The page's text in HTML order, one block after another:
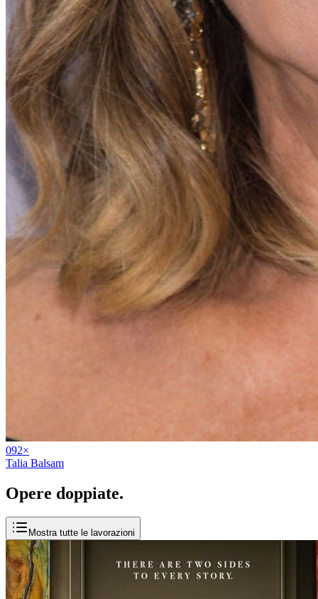
092×
Talia Balsam
Opere doppiate.
Mostra tutte le lavorazioni